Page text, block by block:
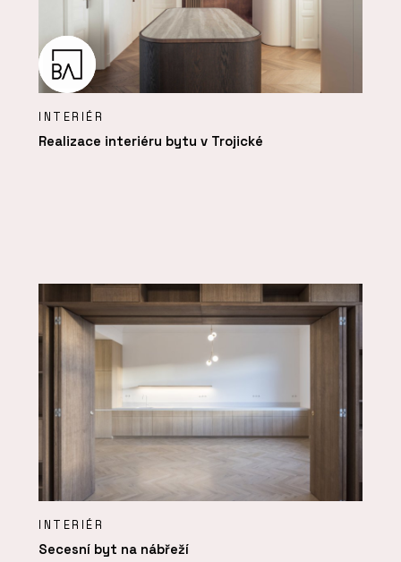
INTERIÉR
Realizace interiéru bytu v Trojické
INTERIÉR
Secesní byt na nábřeží